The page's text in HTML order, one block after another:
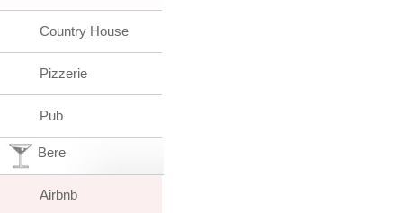
Country House
Pizzerie
Pub
Bere
Airbnb